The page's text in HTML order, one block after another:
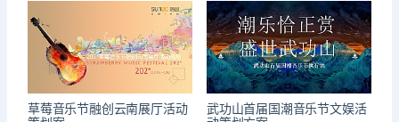
草莓音乐节融创云南展厅活动
武功山首届国潮音乐节文娱活